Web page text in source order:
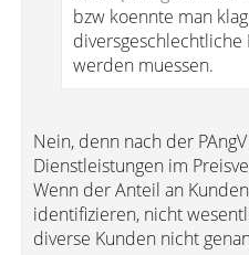
bzw koennte man
diversgeschlechtliche
werden muessen.
Nein, denn nach der
Dienstleistungen im
Wenn der Anteil an
identifizieren, nicht
diverse Kunden nicht